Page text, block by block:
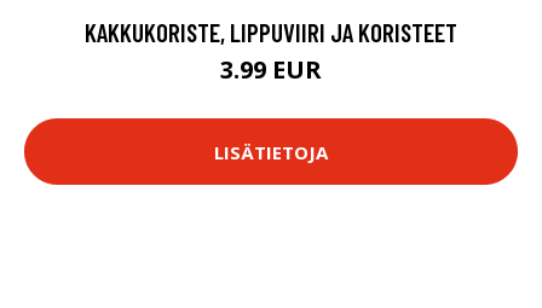
KAKKUKORISTE, LIPPUVIIRI JA KORISTEET
3.99 EUR
LISÄTIETOJA